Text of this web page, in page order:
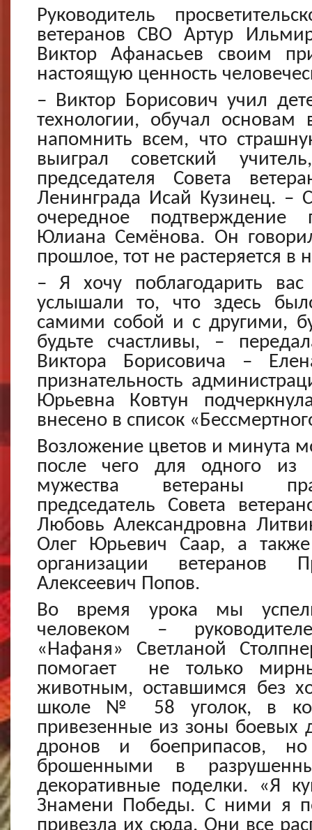
Руководитель
ветеранов СВО Артур
Виктор Афанасьев своим
настоящую ценность
– Виктор Борисович учил
технологии, обучал
напомнить всем, что
выиграл советский
председателя Совета
Ленинграда Исай Кузинец. –
очередное подтверждение
Юлиана Семёнова. Он
прошлое, тот не растеряется в
– Я хочу поблагодарить
услышали то, что здесь
самими собой и с другими,
будьте счастливы, –
Виктора Борисовича –
признательность
Юрьевна Ковтун
внесено в список
Возложение цветов и минута
после чего для одного из
мужества ветераны
председатель Совета
Любовь Александровна
Олег Юрьевич Саар, а
организации ветеранов
Алексеевич Попов.
Во время урока мы
человеком –
«Нафаня» Светланой
помогает не только
животным, оставшимся без
школе № 58 уголок, в
привезенные из зоны боевых
дронов и боеприпасов,
брошенными в
декоративные поделки. «Я
Знамени Победы. С ними я
привезла их сюда. Они все